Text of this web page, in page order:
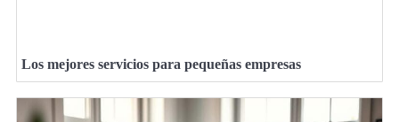
Los mejores servicios para pequeñas empresas